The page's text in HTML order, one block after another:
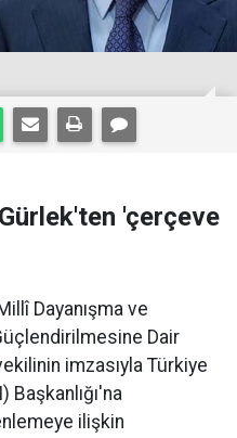
'çerçeve
Dayanışma ve
Dair
imzasıyla Türkiye
ilişkin